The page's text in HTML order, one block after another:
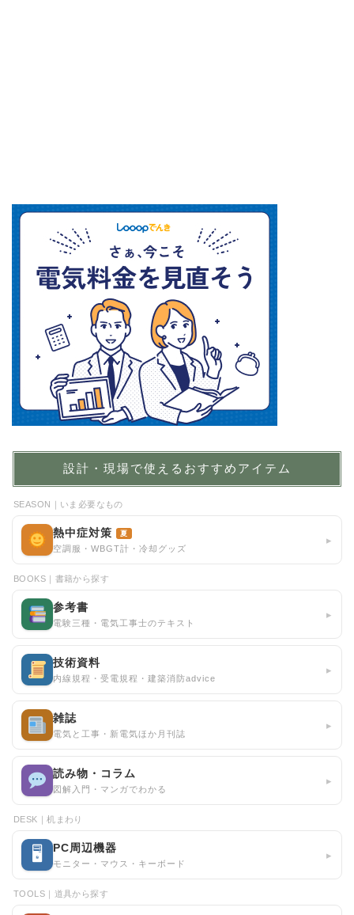
設計・現場で使えるおすすめアイテム
SEASON｜いま必要なもの
熱中症対策 夏
空調服・WBGT計・冷却グッズ
▸
BOOKS｜書籍から探す
参考書
電験三種・電気工事士のテキスト
▸
技術資料
内線規程・受電規程・建築消防advice
▸
雑誌
電気と工事・新電気ほか月刊誌
▸
読み物・コラム
図解入門・マンガでわかる
▸
DESK｜机まわり
🖥 PC周辺機器
モニター・マウス・キーボード
▸
TOOLS｜道具から探す